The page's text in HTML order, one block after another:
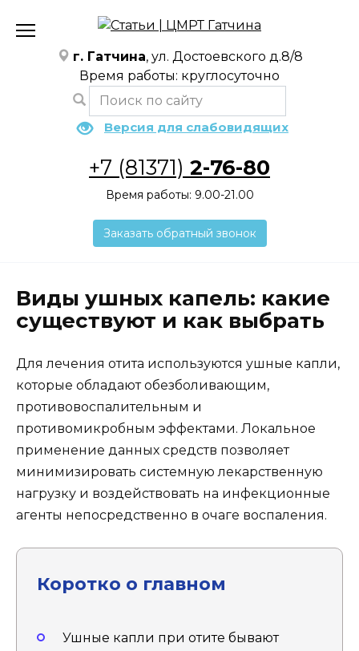
содержанию
г. Гатчина, ул. Достоевского д.8/8
Время работы: круглосуточно
Версия для слабовидящих
+7 (81371) 2-76-80
Время работы: 9.00-21.00
Заказать обратный звонок
Виды ушных капель: какие
существуют и как выбрать
Для лечения отита используются ушные капли,
которые обладают обезболивающим,
противовоспалительным и
противомикробным эффектами. Локальное
применение данных средств позволяет
минимизировать системную лекарственную
нагрузку и воздействовать на инфекционные
агенты непосредственно в очаге воспаления.
Коротко о главном
Ушные капли при отите бывают